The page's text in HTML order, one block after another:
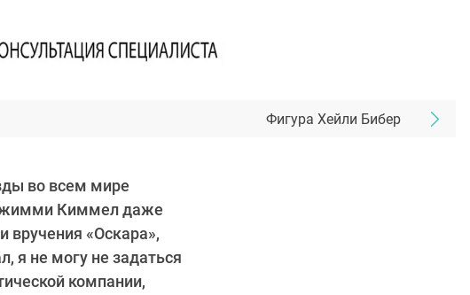
Фигура Хейли Бибер
во всем мире
Джимми Киммел даже
вручения «Оскара»,
я не могу не задаться
компании,